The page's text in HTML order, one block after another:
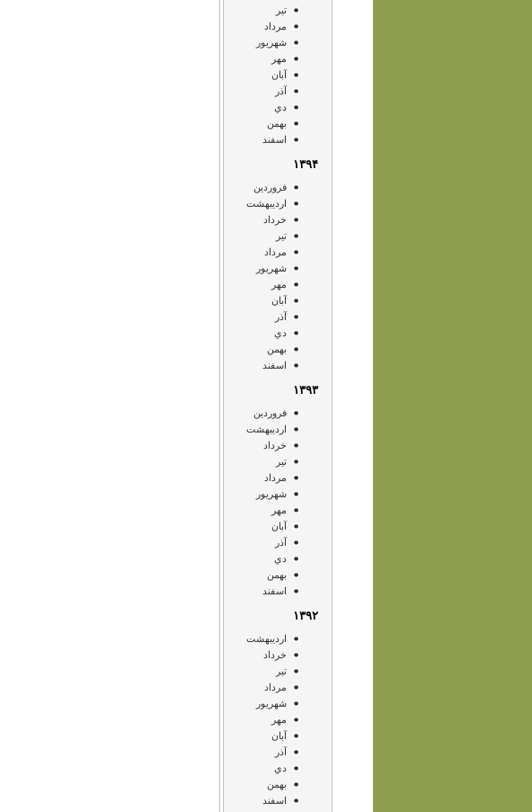
تير
مرداد
شهريور
مهر
آبان
آذر
دي
بهمن
اسفند
۱۳۹۴
فروردين
ارديبهشت
خرداد
تير
مرداد
شهريور
مهر
آبان
آذر
دي
بهمن
اسفند
۱۳۹۳
فروردين
ارديبهشت
خرداد
تير
مرداد
شهريور
مهر
آبان
آذر
دي
بهمن
اسفند
۱۳۹۲
ارديبهشت
خرداد
تير
مرداد
شهريور
مهر
آبان
آذر
دي
بهمن
اسفند